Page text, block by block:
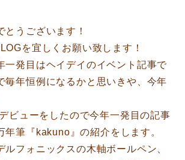
とうございます！
を宜しくお願い致します！
一発目はヘイデイのイベント記事で
毎年恒例になるかと思いきや、今年
ビューをしたので今年一発目の記事
年筆『kakuno』の紹介をします。
ルフォニックスの木軸ボールペン、